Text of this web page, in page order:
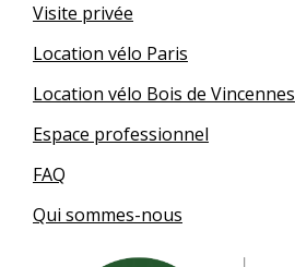
Visite privée
Location vélo Paris
Location vélo Bois de Vincennes
Espace professionnel
FAQ
Qui sommes-nous